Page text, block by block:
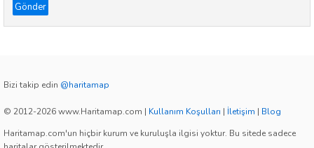
Gönder
Bizi takip edin @haritamap
© 2012-2026 www.Haritamap.com | Kullanım Koşulları | İletişim | Blog
Haritamap.com'un hiçbir kurum ve kuruluşla ilgisi yoktur. Bu sitede sadece